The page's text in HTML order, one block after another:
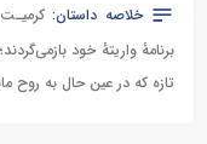
خلاصه داستان:
برنامهٔ واریتهٔ خود
تازه که در عین حال به روح